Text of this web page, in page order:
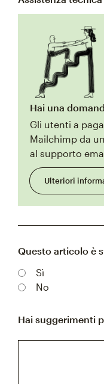
Hai una
Gli utenti a
Mailchimp da
al supporto
Ulteriori
Questo articolo è
Sì
No
Hai suggerimenti